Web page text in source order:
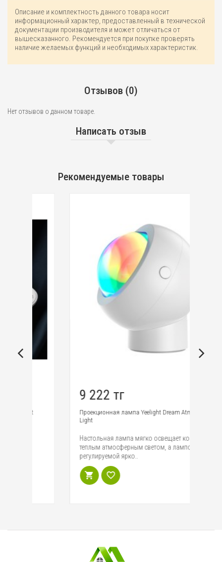
Описание и комплектность данного товара носит
информационный характер, предоставленный в технической
документации производителя и может отличаться от
вышесказанного. Рекомендуется при покупке проверять
наличие желаемых функций и необходимых характеристик.
Отзывов (0)
Нет отзывов о данном товаре.
Написать отзыв
Рекомендуемые товары
9 222 тг
Проекционная лампа Yeelight Dream Atmosphere
Настольная лампа мягко освещает комнату
теплым атмосферным светом, а лампочка с
регулируемой ярко..